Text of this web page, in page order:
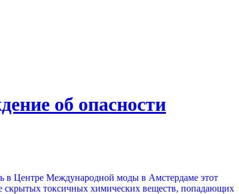
об опасности
в Центре Международной моды в Амстердаме этот
скрытых токсичных химических веществ, попадающих